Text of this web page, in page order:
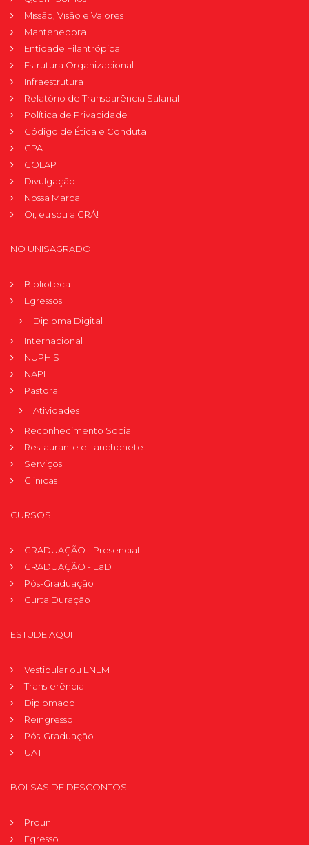
Missão, Visão e Valores
Mantenedora
Entidade Filantrópica
Estrutura Organizacional
Infraestrutura
Relatório de Transparência Salarial
Política de Privacidade
Código de Ética e Conduta
CPA
COLAP
Divulgação
Nossa Marca
Oi, eu sou a GRÁ!
NO UNISAGRADO
Biblioteca
Egressos
Diploma Digital
Internacional
NUPHIS
NAPI
Pastoral
Atividades
Reconhecimento Social
Restaurante e Lanchonete
Serviços
Clínicas
CURSOS
GRADUAÇÃO - Presencial
GRADUAÇÃO - EaD
Pós-Graduação
Curta Duração
ESTUDE AQUI
Vestibular ou ENEM
Transferência
Diplomado
Reingresso
Pós-Graduação
UATI
BOLSAS DE DESCONTOS
Prouni
Egresso